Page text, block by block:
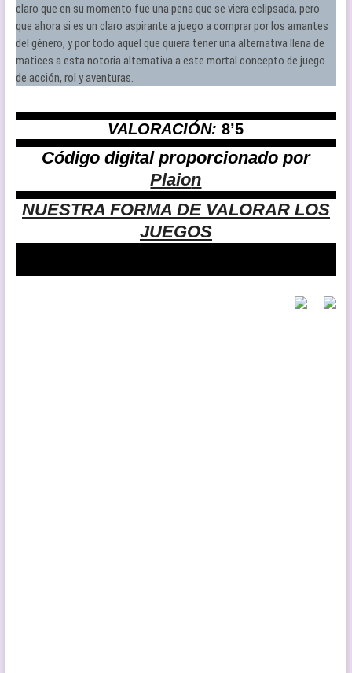
claro que en su momento fue una pena que se viera eclipsada, pero
que ahora si es un claro aspirante a juego a comprar por los amantes
del género, y por todo aquel que quiera tener una alternativa llena de
matices a esta notoria alternativa a este mortal concepto de juego
de acción, rol y aventuras.
VALORACIÓN: 8’5
Código digital proporcionado por
Plaion
NUESTRA FORMA DE VALORAR LOS
JUEGOS